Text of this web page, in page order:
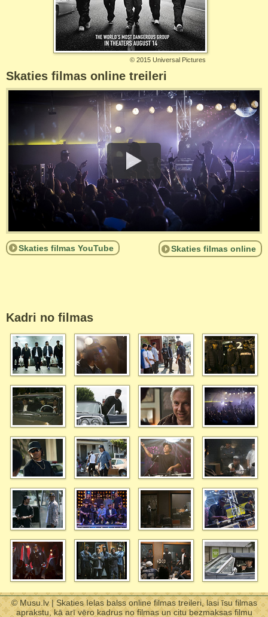
© 2015 Universal Pictures
Skaties filmas online treileri
Skaties filmas online
Skaties filmas YouTube
Kadri no filmas
© Musu.lv | Skaties Ielas balss online filmas treileri, lasi īsu filmas
aprakstu, kā arī vēro kadrus no filmas un citu bezmaksas filmu